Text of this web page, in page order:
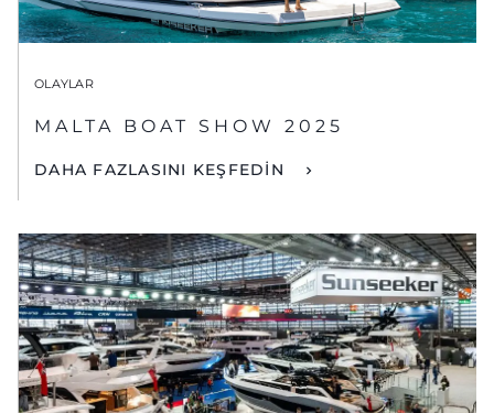
OLAYLAR
MALTA BOAT SHOW 2025
DAHA FAZLASINI KEŞFEDİN